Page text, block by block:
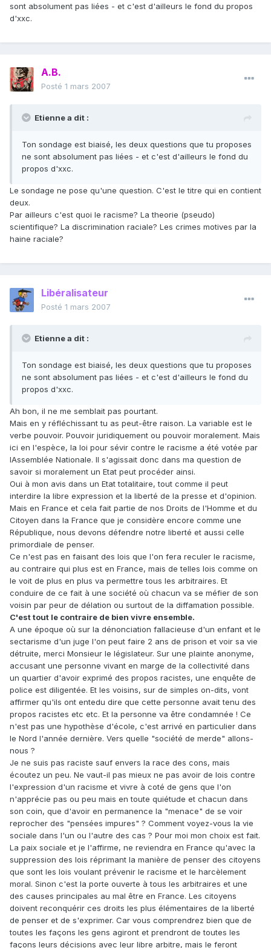
sont absolument pas liées - et c'est d'ailleurs le fond du propos
d'xxc.
A.B.
Posté 1 mars 2007
Etienne a dit :
Ton sondage est biaisé, les deux questions que tu proposes
ne sont absolument pas liées - et c'est d'ailleurs le fond du
propos d'xxc.
Le sondage ne pose qu'une question. C'est le titre qui en contient
deux.
Par ailleurs c'est quoi le racisme? La theorie (pseudo)
scientifique? La discrimination raciale? Les crimes motives par la
haine raciale?
Libéralisateur
Posté 1 mars 2007
Etienne a dit :
Ton sondage est biaisé, les deux questions que tu proposes
ne sont absolument pas liées - et c'est d'ailleurs le fond du
propos d'xxc.
Ah bon, il ne me semblait pas pourtant.
Mais en y réfléchissant tu as peut-être raison. La variable est le
verbe pouvoir. Pouvoir juridiquement ou pouvoir moralement. Mais
ici en l'espèce, la loi pour sévir contre le racisme a été votée par
lAssemblée Nationale. Il s'agissait donc dans ma question de
savoir si moralement un Etat peut procéder ainsi.
Oui à mon avis dans un Etat totalitaire, tout comme il peut
interdire la libre expression et la liberté de la presse et d'opinion.
Mais en France et cela fait partie de nos Droits de l'Homme et du
Citoyen dans la France que je considère encore comme une
République, nous devons défendre notre liberté et aussi celle
primordiale de penser.
Ce n'est pas en faisant des lois que l'on fera reculer le racisme,
au contraire qui plus est en France, mais de telles lois comme on
le voit de plus en plus va permettre tous les arbitraires. Et
conduire de ce fait à une société où chacun va se méfier de son
voisin par peur de délation ou surtout de la diffamation possible.
C'est tout le contraire de bien vivre ensemble.
A une époque où sur la dénonciation fallacieuse d'un enfant et le
sectarisme d'un juge l'on peut faire 2 ans de prison et voir sa vie
détruite, merci Monsieur le législateur. Sur une plainte anonyme,
accusant une personne vivant en marge de la collectivité dans
un quartier d'avoir exprimé des propos racistes, une enquête de
police est diligentée. Et les voisins, sur de simples on-dits, vont
affirmer qu'ils ont entedu dire que cette personne avait tenu des
propos racistes etc etc. Et la personne va être condamnée ! Ce
n'est pas une hypothèse d'école, c'est arrivé en particulier dans
le Nord l'année dernière. Vers quelle "société de merde" allons-
nous ?
Je ne suis pas raciste sauf envers la race des cons, mais
écoutez un peu. Ne vaut-il pas mieux ne pas avoir de lois contre
l'expression d'un racisme et vivre à coté de gens que l'on
n'apprécie pas ou peu mais en toute quiétude et chacun dans
son coin, que d'avoir en permanence la "menace" de se voir
reprocher des "pensées impures" ? Comment voyez-vous la vie
sociale dans l'un ou l'autre des cas ? Pour moi mon choix est fait.
La paix sociale et je l'affirme, ne reviendra en France qu'avec la
suppression des lois réprimant la manière de penser des citoyens
que sont les lois voulant prévenir le racisme et le harcèlement
moral. Sinon c'est la porte ouverte à tous les arbitraires et une
des causes principales au mal être en France. Les citoyens
doivent reconquérir ces droits les plus élémentaires de la liberté
de penser et de s'exprimer. Car vous comprendrez bien que de
toutes les façons les gens agiront et prendront de toutes les
façons leurs décisions avec leur libre arbitre, mais le feront